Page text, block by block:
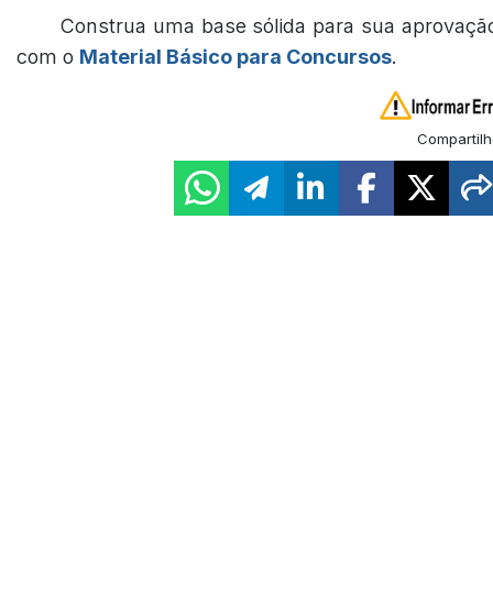
Construa uma base sólida para sua
com o Material Básico para Concursos.